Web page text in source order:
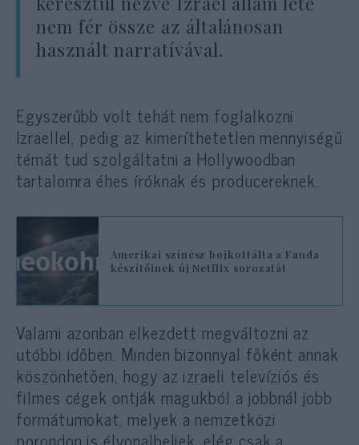
nem fér össze az általánosan
használt narratívával.
Egyszerűbb volt tehát nem foglalkozni
Izraellel, pedig az kimeríthetetlen mennyiségű
témát tud szolgáltatni a Hollywoodban
tartalomra éhes íróknak és producereknek.
Amerikai színész bojkottálta a Fauda
készítőinek új Netflix sorozatát
Valami azonban elkezdett megváltozni az
utóbbi időben. Minden bizonnyal főként annak
köszönhetően, hogy az izraeli televíziós és
filmes cégek ontják magukból a jobbnál jobb
formátumokat, melyek a nemzetközi